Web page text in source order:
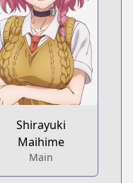
Shirayuki
Maihime
Main